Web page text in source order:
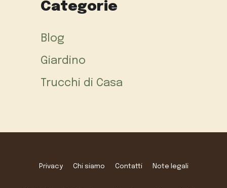
Categorie
Blog
Giardino
Trucchi di Casa
Privacy Chi siamo Contatti Note legali